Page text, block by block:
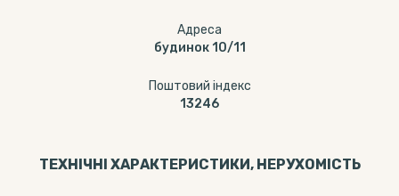
Адреса
будинок 10/11
Поштовий індекс
13246
ТЕХНІЧНІ ХАРАКТЕРИСТИКИ, НЕРУХОМІСТЬ